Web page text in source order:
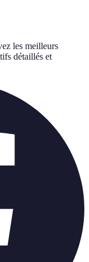
les meilleurs
détaillés et